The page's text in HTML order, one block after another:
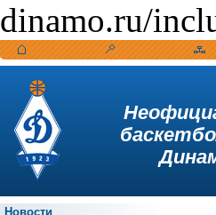
dinamo.ru/
Новости